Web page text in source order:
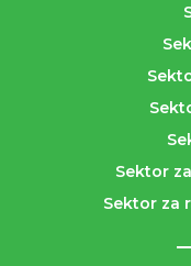
Sektor
Sektor za